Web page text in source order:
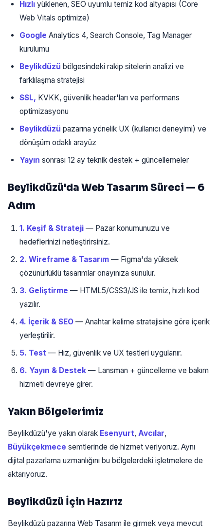
Hızlı yüklenen, SEO uyumlu temiz kod altyapısı (Core
Web Vitals optimize)
Google Analytics 4, Search Console, Tag Manager
kurulumu
Beylikdüzü bölgesindeki rakip sitelerin analizi ve
farklılaşma stratejisi
SSL, KVKK, güvenlik header'ları ve performans
optimizasyonu
Beylikdüzü pazarına yönelik UX (kullanıcı deneyimi) ve
dönüşüm odaklı arayüz
Yayın sonrası 12 ay teknik destek + güncellemeler
Beylikdüzü'da Web Tasarım Süreci — 6
Adım
1. Keşif & Strateji — Pazar konumunuzu ve
hedeflerinizi netleştirirsiniz.
2. Wireframe & Tasarım — Figma'da yüksek
çözünürlüklü tasarımlar onayınıza sunulur.
3. Geliştirme — HTML5/CSS3/JS ile temiz, hızlı kod
yazılır.
4. İçerik & SEO — Anahtar kelime stratejisine göre içerik
yerleştirilir.
5. Test — Hız, güvenlik ve UX testleri uygulanır.
6. Yayın & Destek — Lansman + güncelleme ve bakım
hizmeti devreye girer.
Yakın Bölgelerimiz
Beylikdüzü'ye yakın olarak Esenyurt, Avcılar,
Büyükçekmece semtlerinde de hizmet veriyoruz. Aynı
dijital pazarlama uzmanlığını bu bölgelerdeki işletmelere de
aktarıyoruz.
Beylikdüzü İçin Hazırız
Beylikdüzü pazarına Web Tasarım ile girmek veya mevcut